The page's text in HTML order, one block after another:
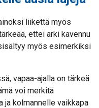
liikettä myös
ettei arki kavennu
myös esimerkiksi
vapaa-ajalla on tärkeä
voi merkitä
ja kolmannelle vaikkapa